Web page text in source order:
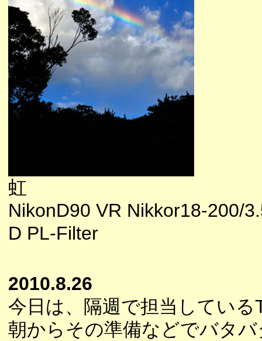
虹
NikonD90 VR Nikkor18-200/
D PL-Filter
2010.8.26
今日は、隔週で担当している
朝からその準備などでバタ